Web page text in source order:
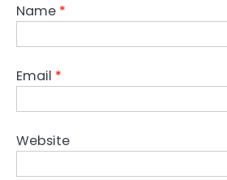
Name *
Email *
Website